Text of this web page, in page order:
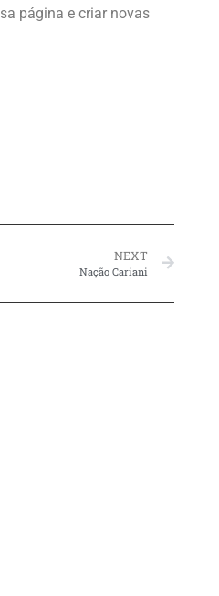
página e criar novas
NEXT
Nação Cariani